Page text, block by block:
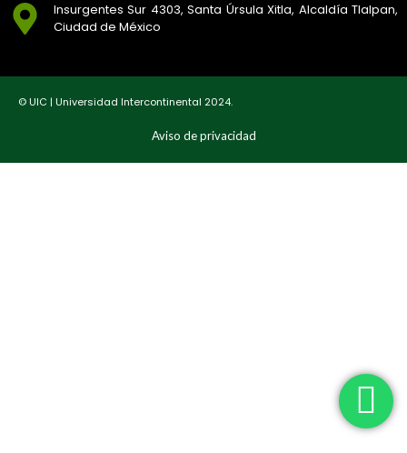
Insurgentes Sur 4303, Santa Úrsula Xitla, Alcaldía Tlalpan,
Ciudad de México
© UIC | Universidad Intercontinental 2024.
Aviso de privacidad